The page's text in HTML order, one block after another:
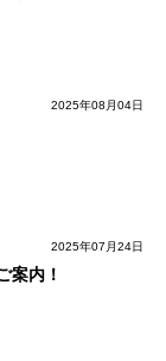
2025年08月04日
2025年07月24日
案内！